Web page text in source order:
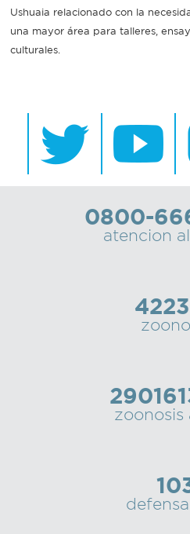
Ushuaia relacionado con la
una mayor área para talleres,
culturales.
0800-
atencion
zoonosis